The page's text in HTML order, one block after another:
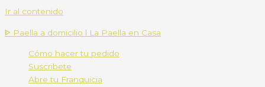
Ir al contenido
ᐈ Paella a domicilio l La Paella en Casa
Cómo hacer tu pedido
Suscribete
Abre tu Franquicia